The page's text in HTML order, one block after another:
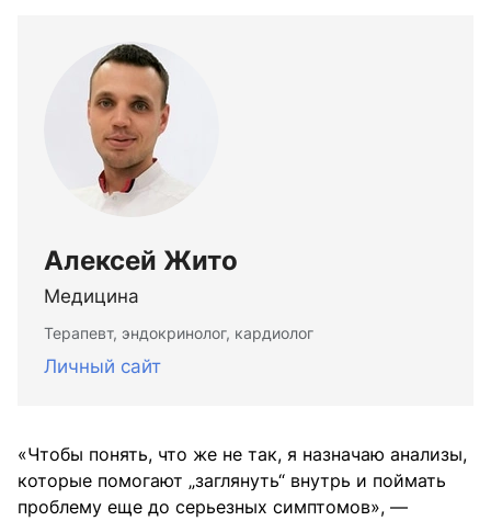
Алексей Жито
Медицина
Терапевт, эндокринолог, кардиолог
Личный сайт
«Чтобы понять, что же не так, я назначаю анализы,
которые помогают „заглянуть“ внутрь и поймать
проблему еще до серьезных симптомов», —